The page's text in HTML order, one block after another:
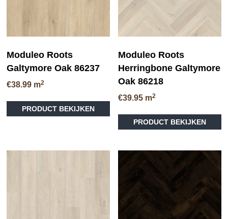
Moduleo Roots
Galtymore Oak 86237
€38.99 m2
PRODUCT BEKIJKEN
Moduleo Roots
Herringbone Galtymore
Oak 86218
€39.95 m2
PRODUCT BEKIJKEN